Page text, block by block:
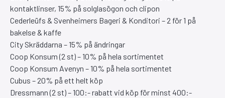
kontaktlinser, 15% på solglasögon och clipon
Cederleüfs & Svenheimers Bageri & Konditori – 2 för 1 på
bakelse & kaffe
City Skräddarna – 15% på ändringar
Coop Konsum (2 st) – 10% på hela sortimentet
Coop Konsum Avenyn – 10% på hela sortimentet
Cubus – 20% på ett helt köp
Dressmann (2 st) – 100:- rabatt vid köp för minst 400:-